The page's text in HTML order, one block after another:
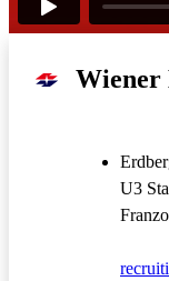
Wiener
U3